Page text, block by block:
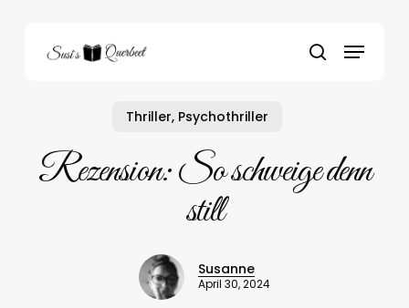
search
Menu
Thriller, Psychothriller
Rezension: So schweige denn
still
Susanne
April 30, 2024